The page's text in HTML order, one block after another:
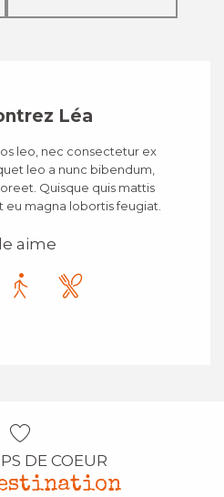
Léa
leo, nec consectetur ex
leo a nunc bibendum,
Quisque quis mattis
eu magna lobortis feugiat.
aime
DE COEUR